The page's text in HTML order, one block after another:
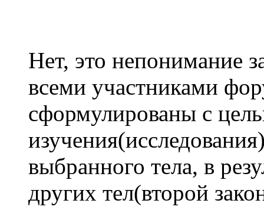
Нет, это непонимание
всеми участниками
сформулированы с
выбранного тела, в
других тел(второй